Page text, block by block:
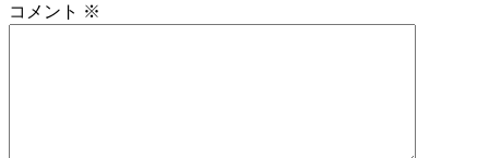
コメント ※